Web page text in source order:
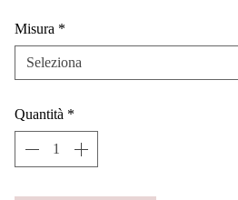
prezioso oro rosa e ha il fine, come da
tradizione, di fungere da portafortuna
simboleggiando alta spiritualità.
Vuoi custodire al meglio i tuoi gioielli?
Acquista i nostri
anche come buste regalo!
Misura *
Seleziona
Quantità *